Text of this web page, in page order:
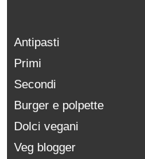
Antipasti
Primi
Secondi
Burger e polpette
Dolci vegani
Veg blogger